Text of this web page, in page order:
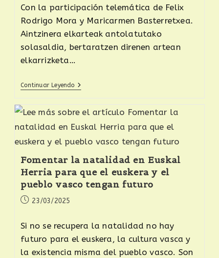
Con la participación telemática de Felix
Rodrigo Mora y Maricarmen Basterretxea.
Aintzinera elkarteak antolatutako
solasaldia, bertaratzen direnen artean
elkarrizketa…
Continuar Leyendo
Fomentar la natalidad en Euskal
Herria para que el euskera y el
pueblo vasco tengan futuro
23/03/2025
Si no se recupera la natalidad no hay
futuro para el euskera, la cultura vasca y
la existencia misma del pueblo vasco. Son